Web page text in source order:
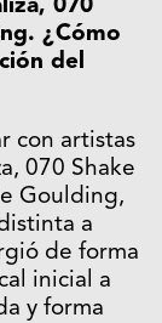
070
¿Cómo
del
con artistas
070 Shake
Goulding,
a
de forma
inicial a
y forma